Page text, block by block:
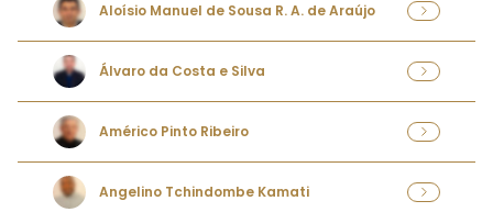
Aloísio Manuel de Sousa R. A. de Araújo
Álvaro da Costa e Silva
Américo Pinto Ribeiro
Angelino Tchindombe Kamati